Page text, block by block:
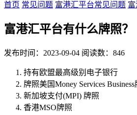
首页 常见问题 富港汇平台常见问题 富
富港汇平台有什么牌照？
发布时间：2023-09-04 阅读数：846
持有欧盟最高级别电子银行
牌照美国Money Services Business
新加坡支付(MPI) 牌照
香港MSO牌照